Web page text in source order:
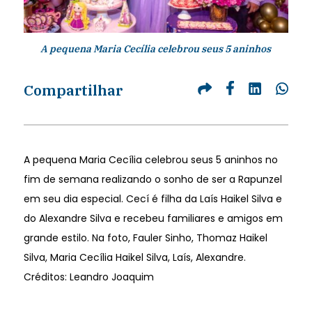
A pequena Maria Cecília celebrou seus 5 aninhos
Compartilhar
A pequena Maria Cecília celebrou seus 5 aninhos no
fim de semana realizando o sonho de ser a Rapunzel
em seu dia especial. Cecí é filha da Laís Haikel Silva e
do Alexandre Silva e recebeu familiares e amigos em
grande estilo. Na foto, Fauler Sinho, Thomaz Haikel
Silva, Maria Cecília Haikel Silva, Laís, Alexandre.
Créditos: Leandro Joaquim